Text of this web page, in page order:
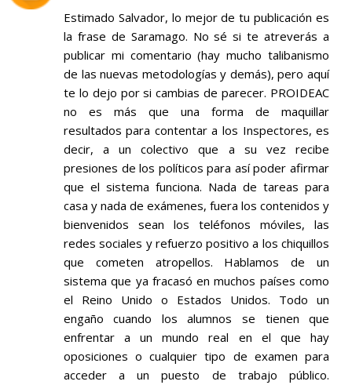
Estimado Salvador, lo mejor de tu publicación es
la frase de Saramago. No sé si te atreverás a
publicar mi comentario (hay mucho talibanismo
de las nuevas metodologías y demás), pero aquí
te lo dejo por si cambias de parecer. PROIDEAC
no es más que una forma de maquillar
resultados para contentar a los Inspectores, es
decir, a un colectivo que a su vez recibe
presiones de los políticos para así poder afirmar
que el sistema funciona. Nada de tareas para
casa y nada de exámenes, fuera los contenidos y
bienvenidos sean los teléfonos móviles, las
redes sociales y refuerzo positivo a los chiquillos
que cometen atropellos. Hablamos de un
sistema que ya fracasó en muchos países como
el Reino Unido o Estados Unidos. Todo un
engaño cuando los alumnos se tienen que
enfrentar a un mundo real en el que hay
oposiciones o cualquier tipo de examen para
acceder a un puesto de trabajo público.